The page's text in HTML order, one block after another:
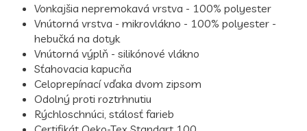
Vonkajšia nepremokavá vrstva - 100% polyester
Vnútorná vrstva - mikrovlákno - 100% polyester -
hebučká na dotyk
Vnútorná výplň - silikónové vlákno
Sťahovacia kapucňa
Celoprepínací vďaka dvom zipsom
Odolný proti roztrhnutiu
Rýchloschnúci, stálosť farieb